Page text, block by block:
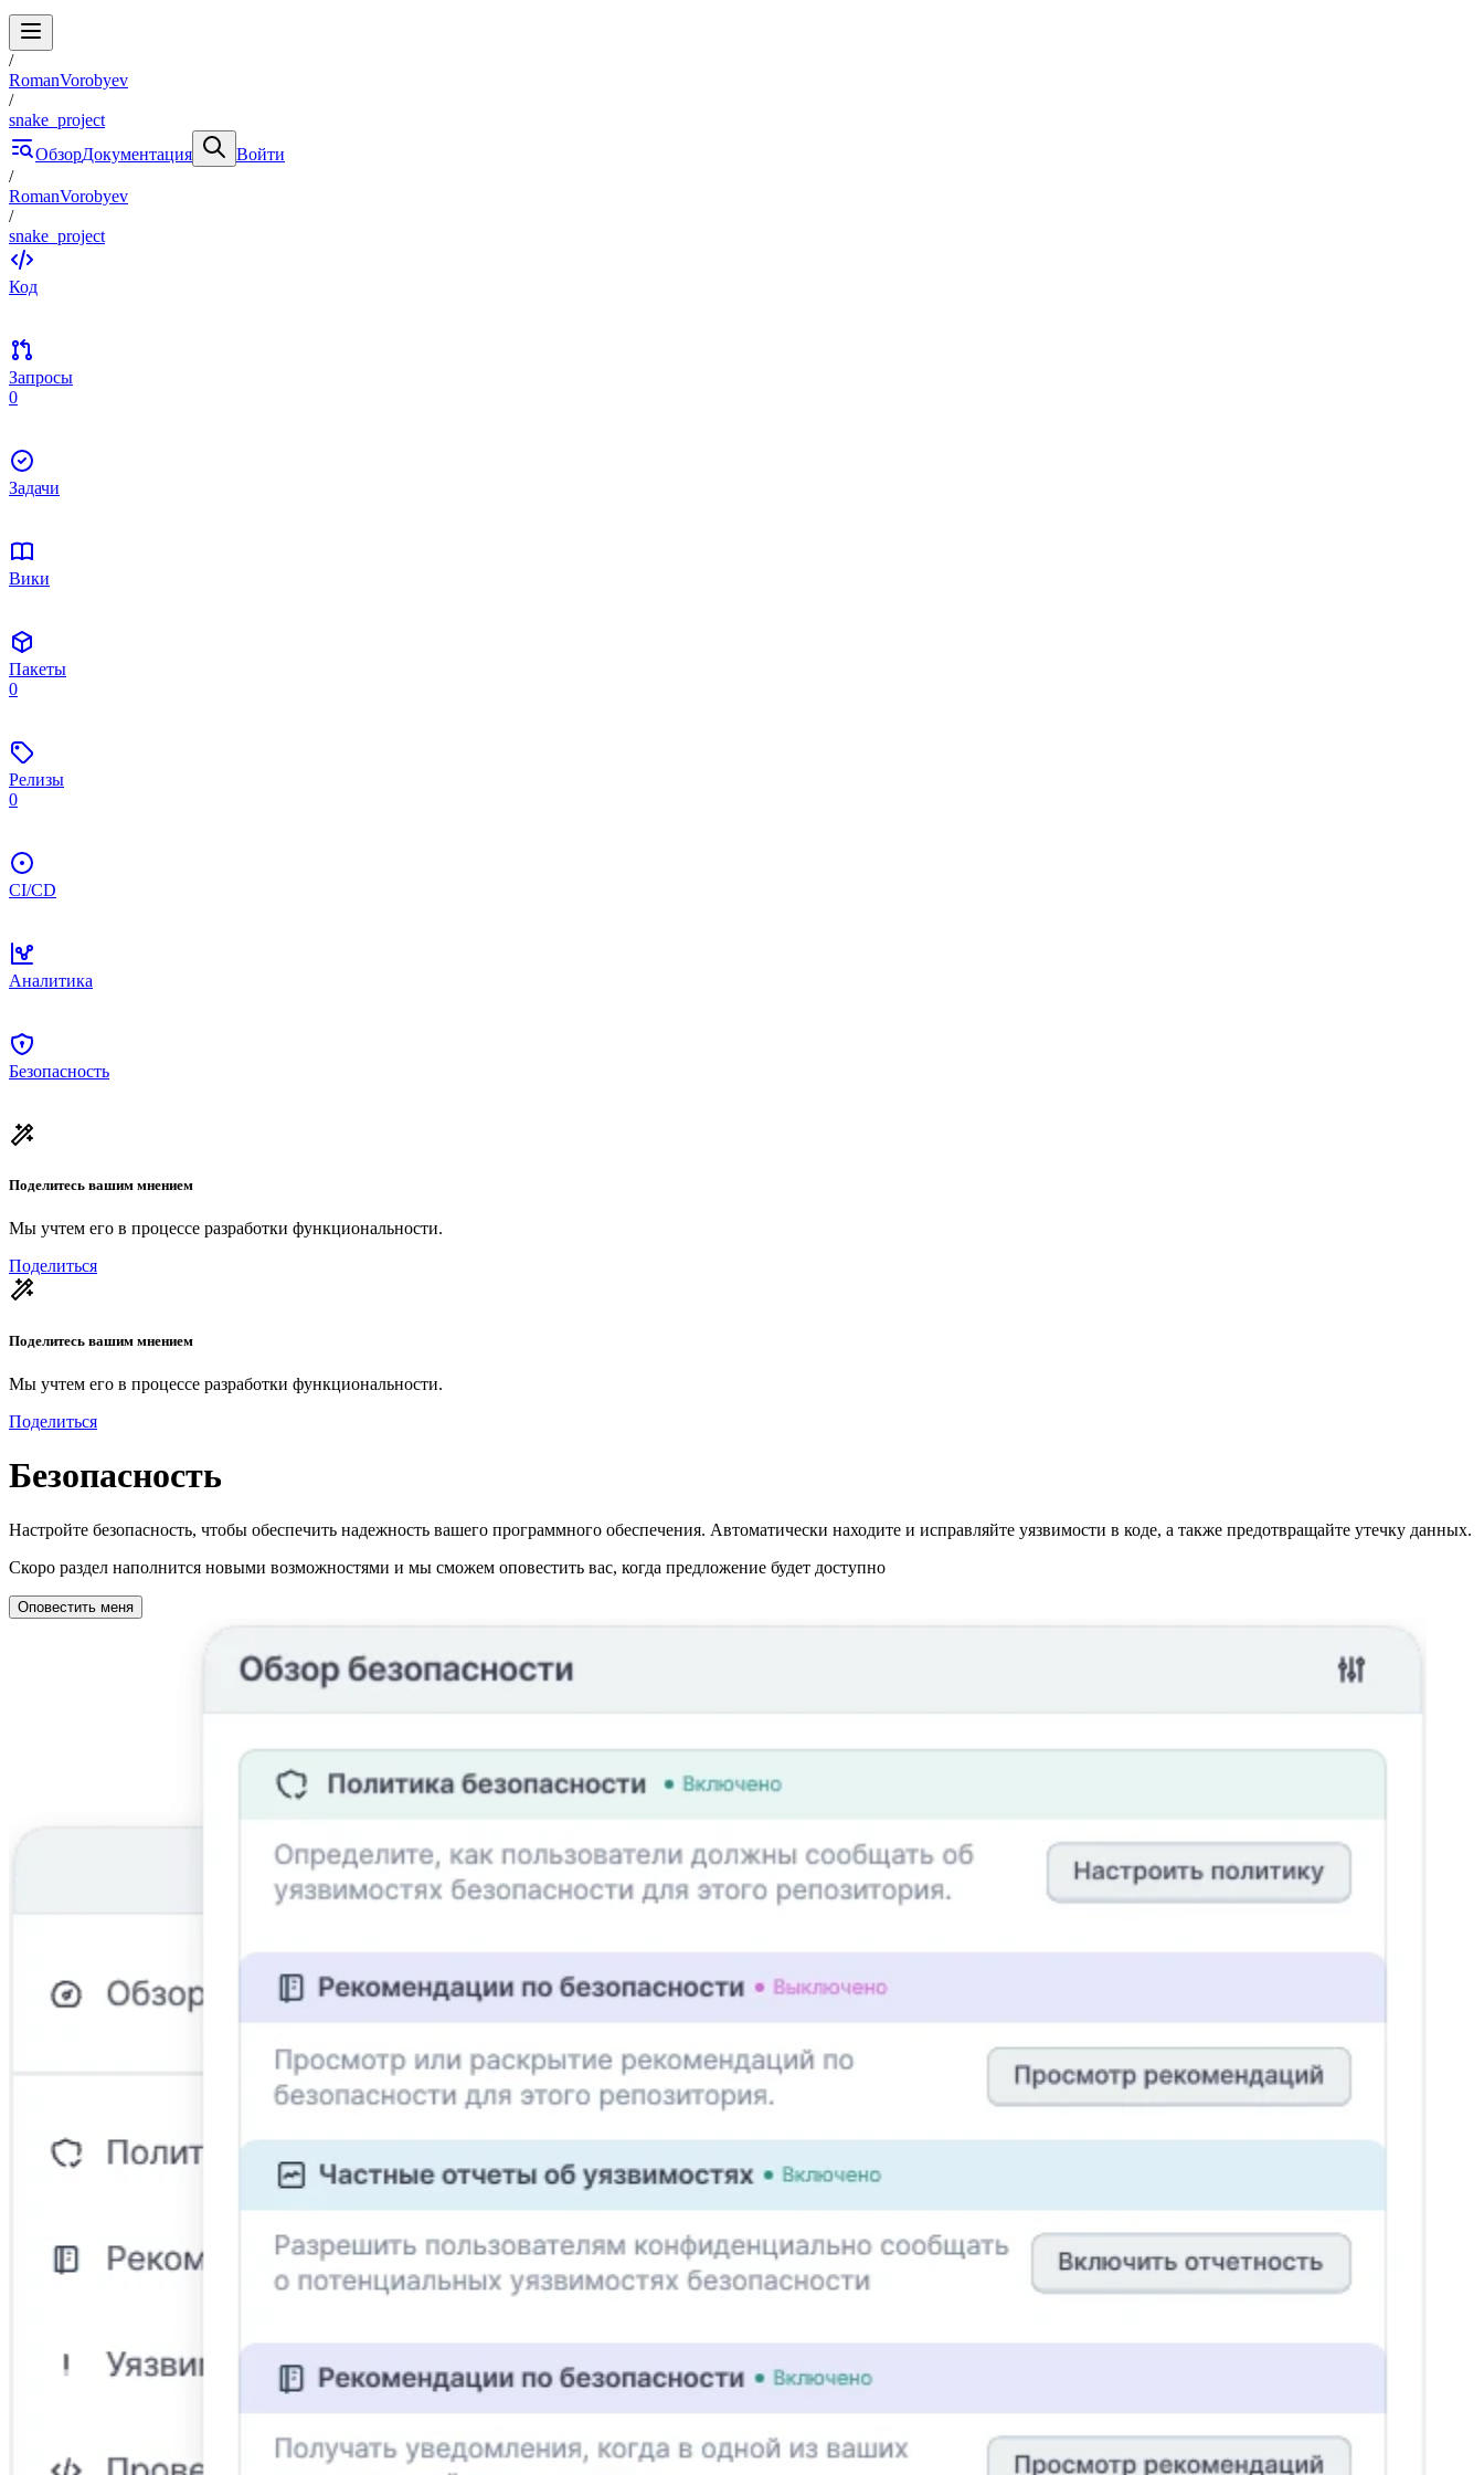
/
RomanVorobyev
/
snake_project
ОбзорДокументация
Войти
/
RomanVorobyev
/
snake_project
Код
Запросы
0
Задачи
Вики
Пакеты
0
Релизы
0
CI/CD
Аналитика
Безопасность
Поделитесь вашим мнением
Мы учтем его в процессе разработки функциональности.
Поделиться
Поделитесь вашим мнением
Мы учтем его в процессе разработки функциональности.
Поделиться
Безопасность
Настройте безопасность, чтобы обеспечить надежность вашего программного обеспечения. Автоматически находите и исправляйте уязвимости в коде, а также предотвращайте утечку данных.
Скоро раздел наполнится новыми возможностями и мы сможем оповестить вас, когда предложение будет доступно
Оповестить меня